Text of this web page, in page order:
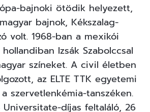
bajnoki ötödik helyezett,
bajnok, Kékszalag-
volt. 1968-ban a mexikói
Izsák Szabolccsal
színeket. A civil életben
az ELTE TTK egyetemi
szervetlenkémia-tanszéken.
díjas feltaláló, 26